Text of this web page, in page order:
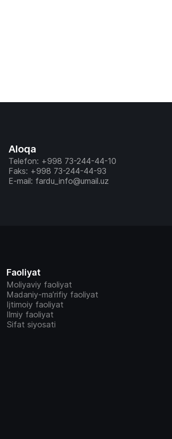
Aloqa
Telefon: +998 73-244-44-10
Faks: +998 73-244-44-93
E-mail: fardu_info@umail.uz
Faoliyat
Moliyaviy faoliyat
Madaniy-ma’rifiy faoliyat
Ijtimoiy faoliyat
Ilmiy faoliyat
Sifat siyosati